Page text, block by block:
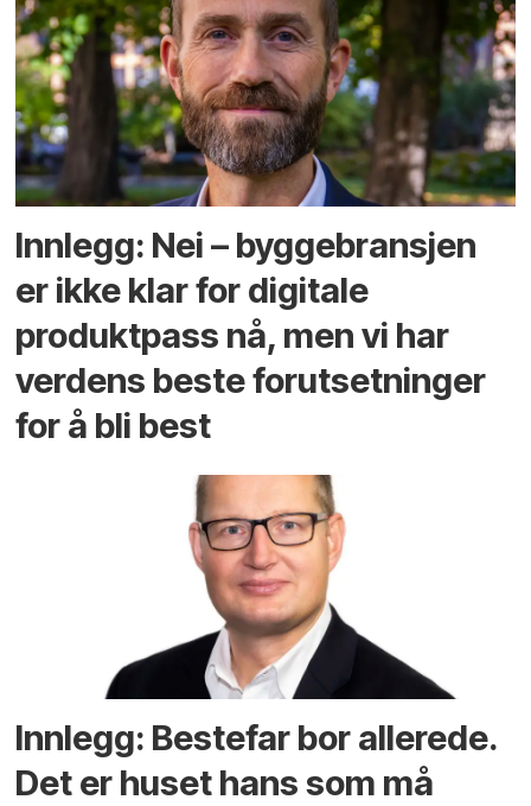
Innlegg: Nei – byggebransjen
er ikke klar for digitale
produktpass nå, men vi har
verdens beste forutsetninger
for å bli best
Innlegg: Bestefar bor allerede.
Det er huset hans som må